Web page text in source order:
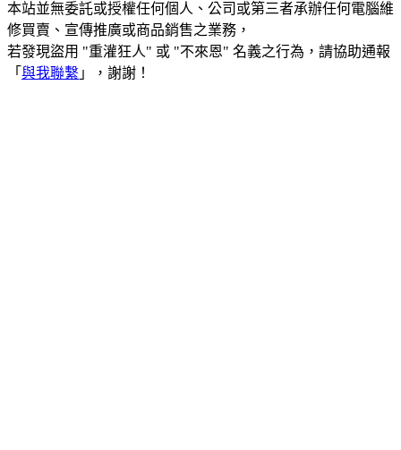
本站並無委託或授權任何個人、公司或第三者承辦任何電腦維
修買賣、宣傳推廣或商品銷售之業務，
若發現盜用 "重灌狂人" 或 "不來恩" 名義之行為，請協助通報
「 與我聯繫 」，謝謝！